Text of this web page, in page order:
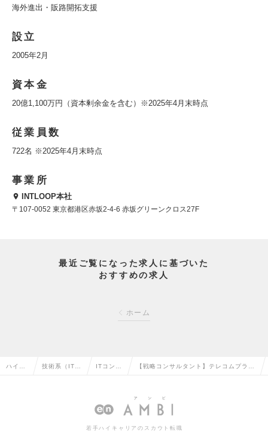
海外進出・販路開拓支援
設立
2005年2月
資本金
20億1,100万円（資本剰余金を含む）※2025年4月末時点
従業員数
722名 ※2025年4月末時点
事業所
INTLOOP本社
〒107-0052 東京都港区赤坂2-4-6 赤坂グリーンクロス27F
最近ご覧になった求人に基づいた
おすすめの求人
ホーム
ハイク 技術系（IT・ ITコンサ
の転職
【戦略コンサルタント】テレコムプラク
ポジション）の求人情報
若手ハイキャリアのスカウト転職